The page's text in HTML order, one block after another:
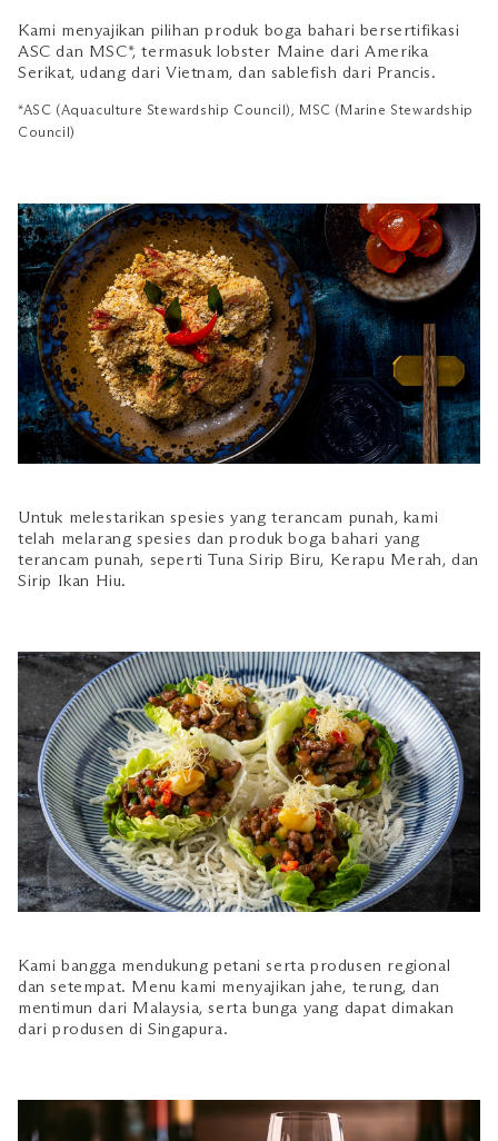
Kami menyajikan pilihan produk boga bahari bersertifikasi
ASC dan MSC*, termasuk lobster Maine dari Amerika
Serikat, udang dari Vietnam, dan sablefish dari Prancis.
*ASC (Aquaculture Stewardship Council), MSC (Marine Stewardship
Council)
Untuk melestarikan spesies yang terancam punah, kami
telah melarang spesies dan produk boga bahari yang
terancam punah, seperti Tuna Sirip Biru, Kerapu Merah, dan
Sirip Ikan Hiu.
Kami bangga mendukung petani serta produsen regional
dan setempat. Menu kami menyajikan jahe, terung, dan
mentimun dari Malaysia, serta bunga yang dapat dimakan
dari produsen di Singapura.